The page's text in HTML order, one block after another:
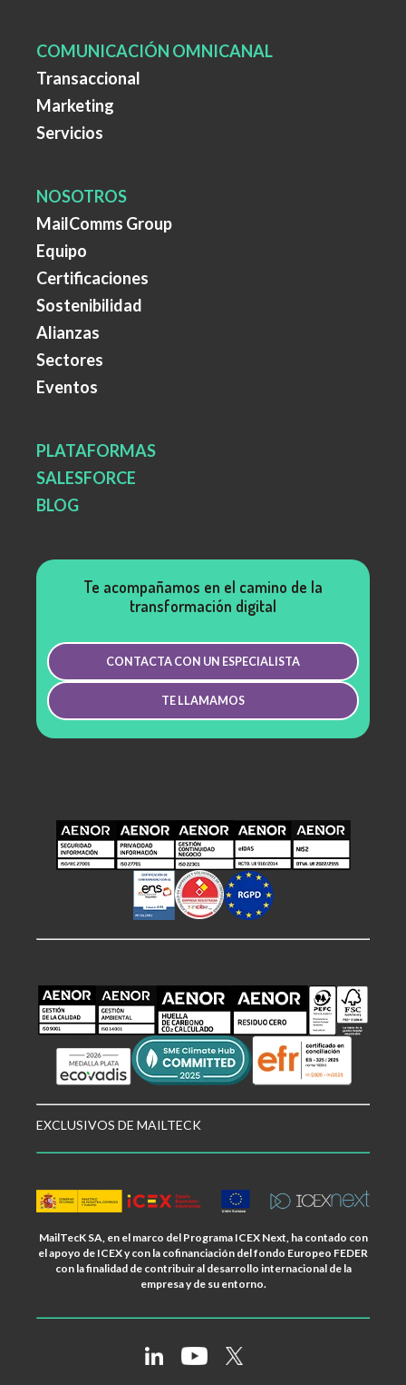
COMUNICACIÓN OMNICANAL
Transaccional
Marketing
Servicios
NOSOTROS
MailComms Group
Equipo
Certificaciones
Sostenibilidad
Alianzas
Sectores
Eventos
PLATAFORMAS
SALESFORCE
BLOG
Te acompañamos en el camino de la
transformación digital
CONTACTA CON UN ESPECIALISTA
TE LLAMAMOS
EXCLUSIVOS DE MAILTECK
MailTecK SA, en el marco del Programa ICEX Next, ha contado con
el apoyo de ICEX y con la cofinanciación del fondo Europeo FEDER
con la finalidad de contribuir al desarrollo internacional de la
empresa y de su entorno.